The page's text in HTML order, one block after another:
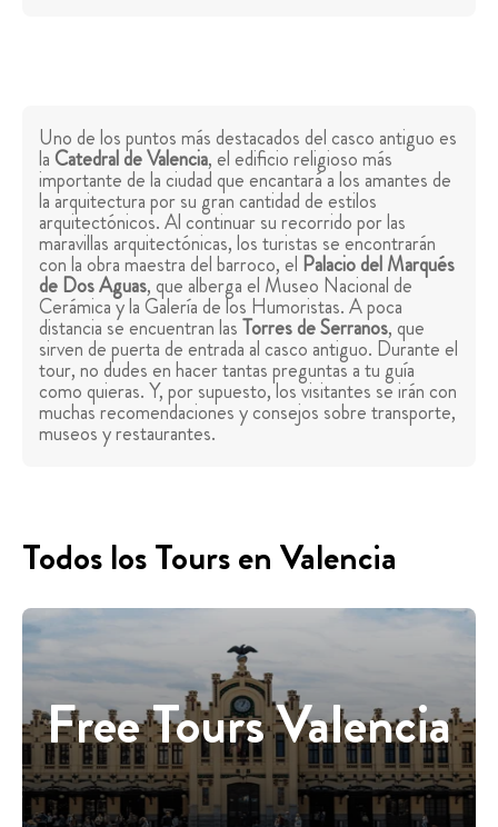
Uno de los puntos más destacados del casco antiguo es
laCatedral de Valencia, el edificio religioso más
importante de la ciudad que encantará a los amantes de
la arquitectura por su gran cantidad de estilos
arquitectónicos. Al continuar su recorrido por las
maravillas arquitectónicas, los turistas se encontrarán
con la obra maestra del barroco, el Palacio del Marqués
de Dos Aguas, que alberga el Museo Nacional de
Cerámica y la Galería de los Humoristas. A poca
distancia se encuentran lasTorres de Serranos, que
sirven de puerta de entrada al casco antiguo. Durante el
tour, no dudes en hacer tantas preguntas a tu guía
como quieras. Y, por supuesto, los visitantes se irán con
muchas recomendaciones y consejos sobre transporte,
museos y restaurantes.
Todos los Tours en Valencia
Free Tours Valencia